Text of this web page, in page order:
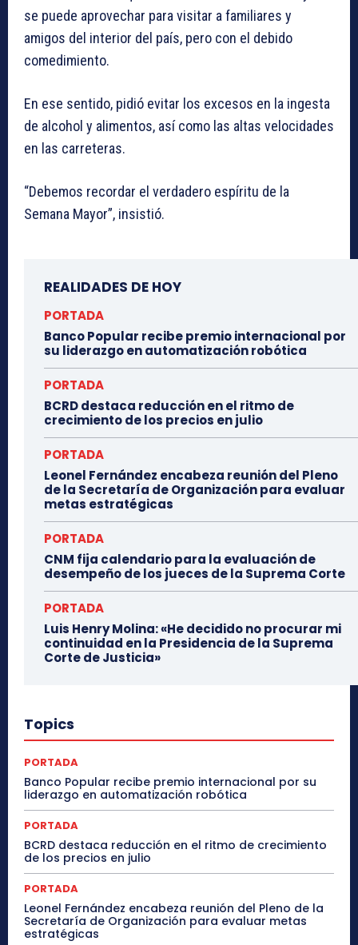
se puede aprovechar para visitar a familiares y
amigos del interior del país, pero con el debido
comedimiento.
En ese sentido, pidió evitar los excesos en la ingesta
de alcohol y alimentos, así como las altas velocidades
en las carreteras.
“Debemos recordar el verdadero espíritu de la
Semana Mayor”, insistió.
REALIDADES DE HOY
PORTADA
Banco Popular recibe premio internacional por
su liderazgo en automatización robótica
PORTADA
BCRD destaca reducción en el ritmo de
crecimiento de los precios en julio
PORTADA
Leonel Fernández encabeza reunión del Pleno
de la Secretaría de Organización para evaluar
metas estratégicas
PORTADA
CNM fija calendario para la evaluación de
desempeño de los jueces de la Suprema Corte
PORTADA
Luis Henry Molina: «He decidido no procurar mi
continuidad en la Presidencia de la Suprema
Corte de Justicia»
Topics
PORTADA
Banco Popular recibe premio internacional por su
liderazgo en automatización robótica
PORTADA
BCRD destaca reducción en el ritmo de crecimiento
de los precios en julio
PORTADA
Leonel Fernández encabeza reunión del Pleno de la
Secretaría de Organización para evaluar metas
estratégicas